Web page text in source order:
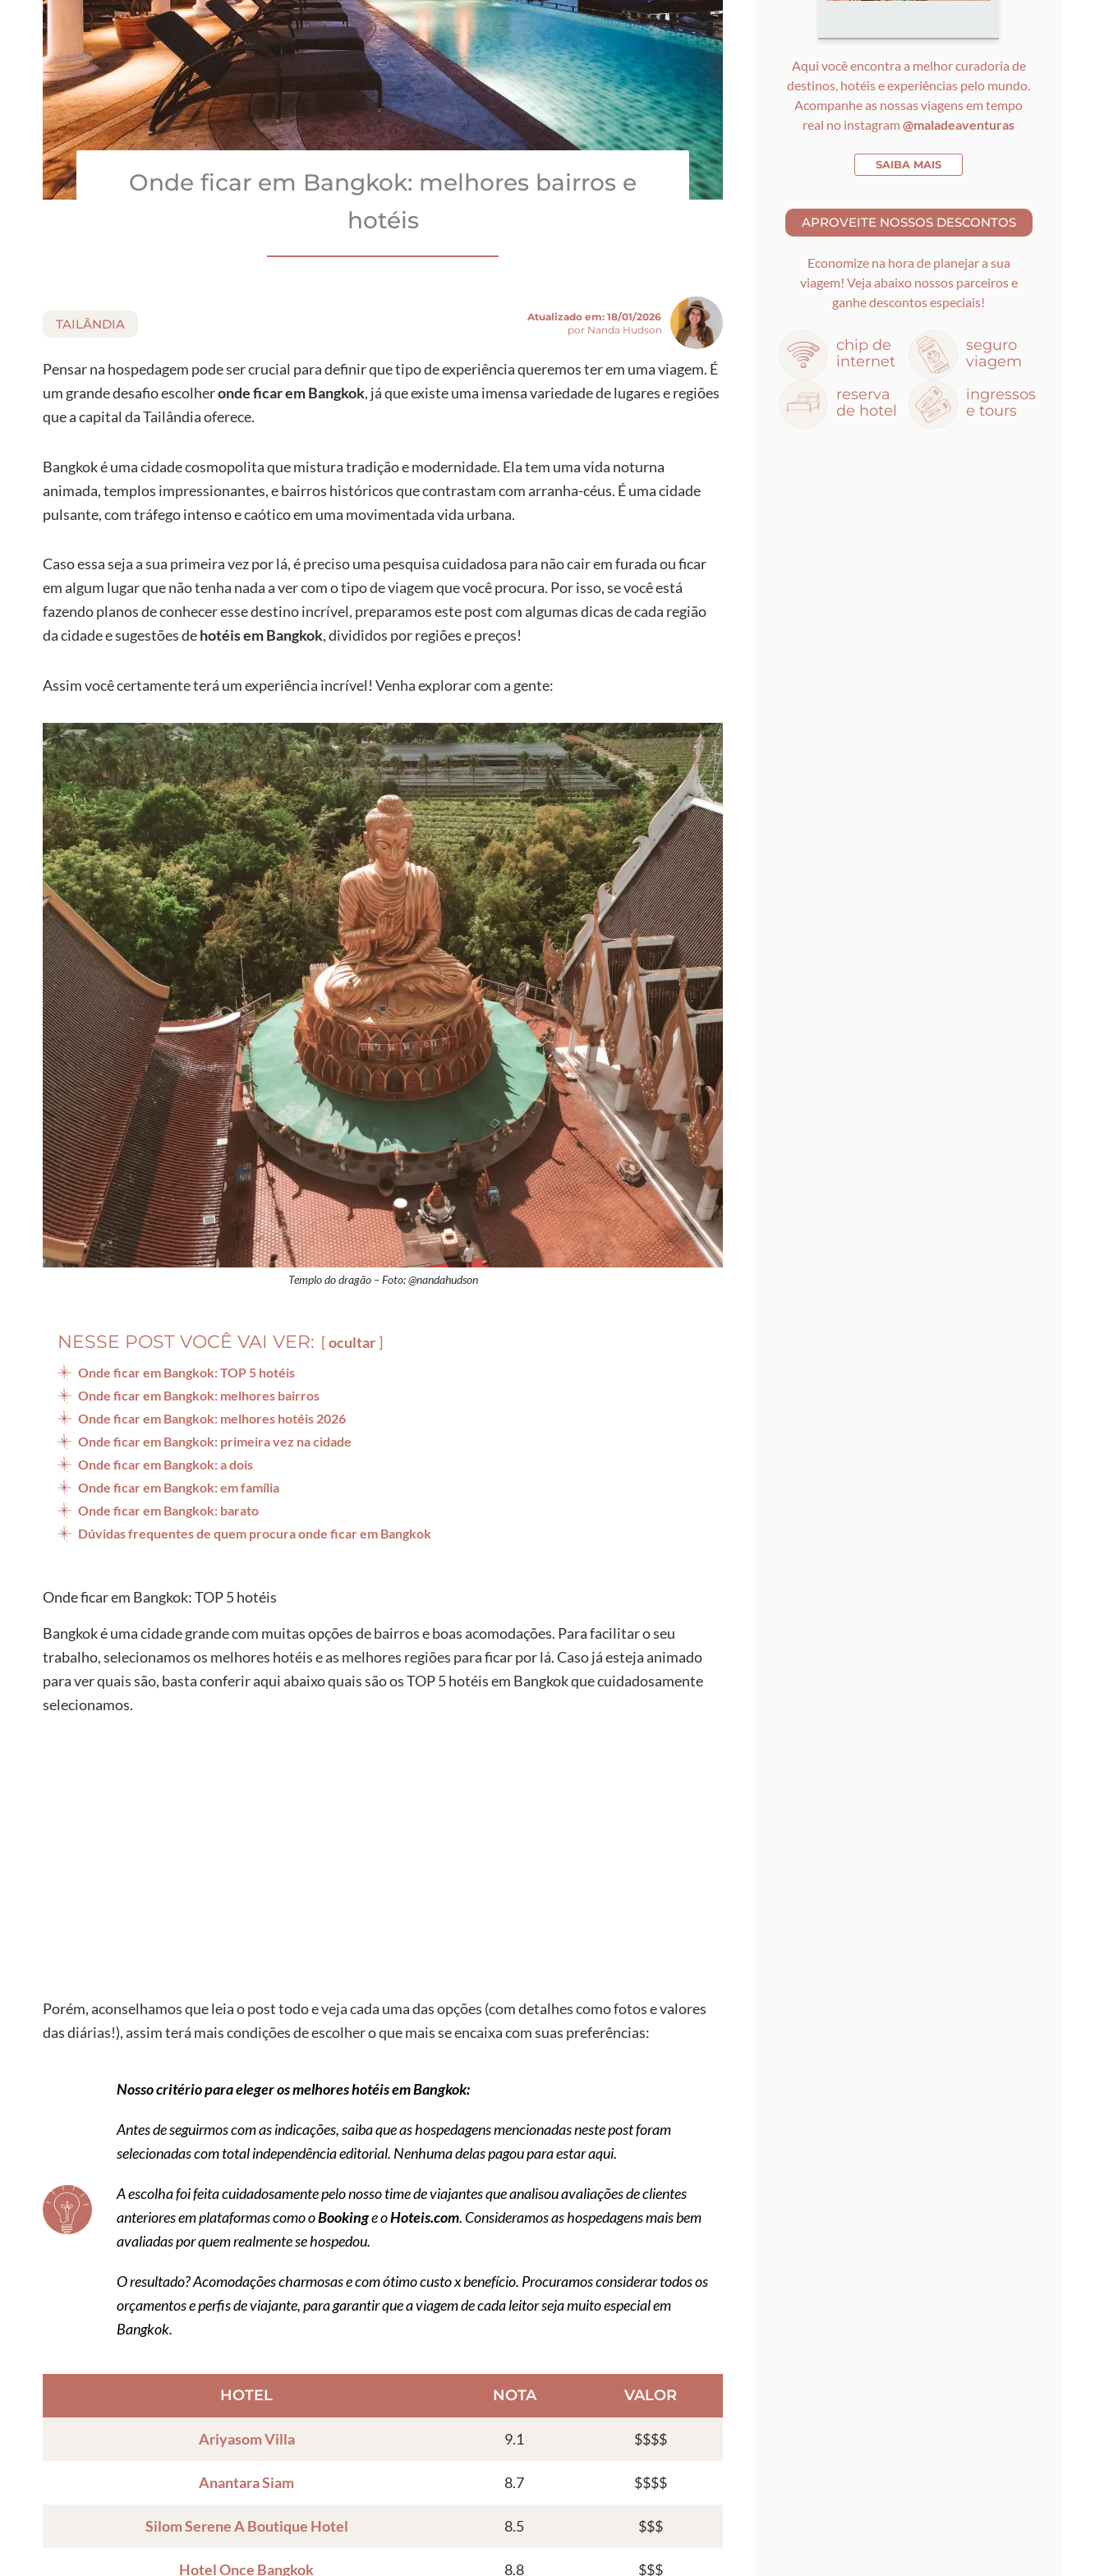
Onde ficar em Bangkok: melhores bairros e
hotéis
TAILÂNDIA Atualizado em: 18/01/2026
por Nanda Hudson
Pensar na hospedagem pode ser crucial para definir que tipo de experiência queremos ter em uma viagem. É
um grande desafio escolheronde ficar em Bangkok, já que existe uma imensa variedade de lugares e regiões
que a capital da Tailândia oferece.
Bangkok é uma cidade cosmopolita que mistura tradição e modernidade. Ela tem uma vida noturna
animada, templos impressionantes, e bairros históricos que contrastam com arranha-céus. É uma cidade
pulsante, com tráfego intenso e caótico em uma movimentada vida urbana.
Caso essa seja a sua primeira vez por lá, é preciso uma pesquisa cuidadosa para não cair em furada ou ficar
em algum lugar que não tenha nada a ver com o tipo de viagem que você procura. Por isso, se você está
fazendo planos de conhecer esse destino incrível, preparamos este post com algumas dicas de cada região
da cidade e sugestões dehotéis em Bangkok, divididos por regiões e preços!
Assim você certamente terá um experiência incrível! Venha explorar com a gente:
Templo do dragão – Foto: @nandahudson
NESSE POST VOCÊ VAI VER: ocultar
Onde ficar em Bangkok: TOP 5 hotéis
Onde ficar em Bangkok: melhores bairros
Onde ficar em Bangkok: melhores hotéis 2026
Onde ficar em Bangkok: primeira vez na cidade
Onde ficar em Bangkok: a dois
Onde ficar em Bangkok: em família
Onde ficar em Bangkok: barato
Dúvidas frequentes de quem procura onde ficar em Bangkok
Onde ficar em Bangkok: TOP 5 hotéis
Bangkok é uma cidade grande com muitas opções de bairros e boas acomodações. Para facilitar o seu
trabalho, selecionamos os melhores hotéis e as melhores regiões para ficar por lá. Caso já esteja animado
para ver quais são, basta conferir aqui abaixo quais são os TOP 5 hotéis em Bangkok que cuidadosamente
selecionamos.
Porém, aconselhamos que leia o post todo e veja cada uma das opções (com detalhes como fotos e valores
das diárias!), assim terá mais condições de escolher o que mais se encaixa com suas preferências:
Nosso critério para eleger os melhores hotéis em Bangkok:
Antes de seguirmos com as indicações, saiba que as hospedagens mencionadas neste post foram
selecionadas com total independência editorial. Nenhuma delas pagou para estar aqui.
A escolha foi feita cuidadosamente pelo nosso time de viajantes que analisou avaliações de clientes
anteriores em plataformas como oBookinge oHoteis.com. Consideramos as hospedagens mais bem
avaliadas por quem realmente se hospedou.
O resultado? Acomodações charmosas e com ótimo custo x benefício. Procuramos considerar todos os
orçamentos e perfis de viajante, para garantir que a viagem de cada leitor seja muito especial em
Bangkok.
HOTEL NOTA VALOR
Ariyasom Villa 9.1 $$$$
Anantara Siam 8.7 $$$$
Silom Serene A Boutique Hotel 8.5 $$$
Hotel Once Bangkok 8.8 $$$
Aqui você encontra a melhor curadoria de
destinos, hotéis e experiências pelo mundo.
Acompanhe as nossas viagens em tempo
real no instagram@maladeaventuras
SAIBA MAIS
Economize na hora de planejar a sua
viagem! Veja abaixo nossos parceiros e
ganhe descontos especiais!
chip de
internet
seguro
viagem
reserva
de hotel
ingressos
e tours